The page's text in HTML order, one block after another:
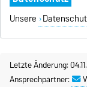
Unsere
Letzte Änderung:
Ansprechpartner: